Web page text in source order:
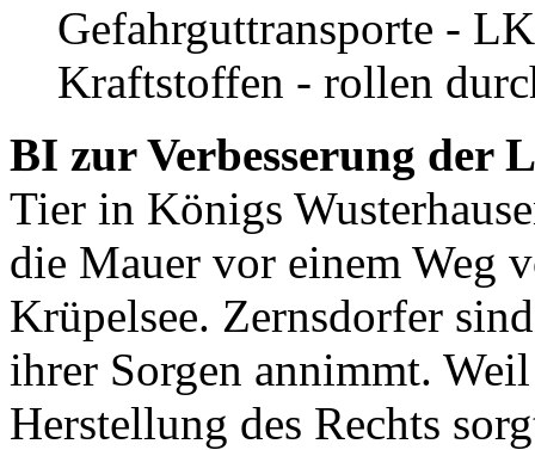
Gefahrguttransporte -
Kraftstoffen - rollen
BI zur Verbesserung der
Tier in Königs
die Mauer vor einem Weg
Krüpelsee. Zernsdorfer
ihrer Sorgen annimmt.
Herstellung des Rechts